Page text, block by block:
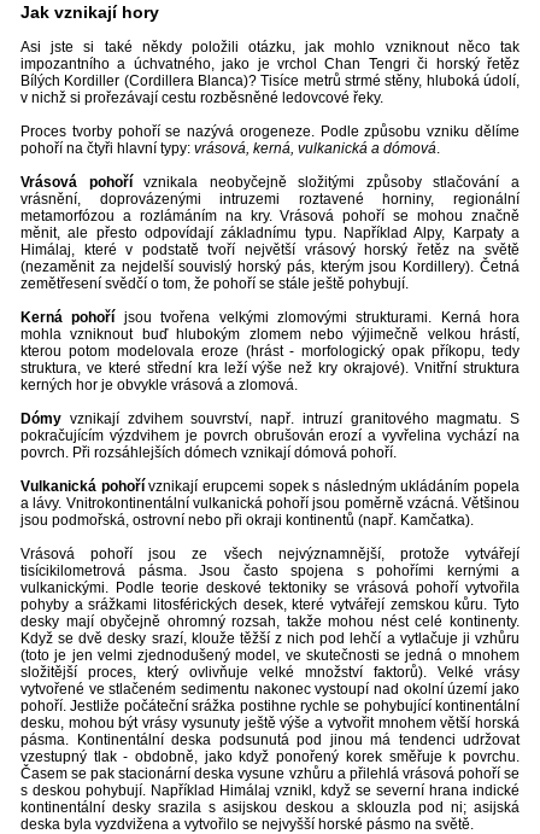
Jak vznikají hory
Asi jste si také někdy položili otázku, jak mohlo vzniknout něco tak
impozantního a úchvatného, jako je vrchol Chan Tengri či horský řetěz
Bílých Kordiller (Cordillera Blanca)? Tisíce metrů strmé stěny, hluboká údolí,
v nichž si prořezávají cestu rozběsněné ledovcové řeky.
Proces tvorby pohoří se nazývá orogeneze. Podle způsobu vzniku dělíme
pohoří na čtyři hlavní typy: vrásová, kerná, vulkanická a dómová.
Vrásová pohořívznikala neobyčejně složitými způsoby stlačování a
vrásnění, doprovázenými intruzemi roztavené horniny, regionální
metamorfózou a rozlámáním na kry. Vrásová pohoří se mohou značně
měnit, ale přesto odpovídají základnímu typu. Například Alpy, Karpaty a
Himálaj, které v podstatě tvoří největší vrásový horský řetěz na světě
(nezaměnit za nejdelší souvislý horský pás, kterým jsou Kordillery). Četná
zemětřesení svědčí o tom, že pohoří se stále ještě pohybují.
Kerná pohoří jsou tvořena velkými zlomovými strukturami. Kerná hora
mohla vzniknout buď hlubokým zlomem nebo výjimečně velkou hrástí,
kterou potom modelovala eroze (hrást - morfologický opak příkopu, tedy
struktura, ve které střední kra leží výše než kry okrajové). Vnitřní struktura
kerných hor je obvykle vrásová a zlomová.
Dómy vznikají zdvihem souvrství, např. intruzí granitového magmatu. S
pokračujícím výzdvihem je povrch obrušován erozí a vyvřelina vychází na
povrch. Při rozsáhlejších dómech vznikají dómová pohoří.
Vulkanická pohořívznikají erupcemi sopek s následným ukládáním popela
a lávy. Vnitrokontinentální vulkanická pohoří jsou poměrně vzácná. Většinou
jsou podmořská, ostrovní nebo při okraji kontinentů (např. Kamčatka).
Vrásová pohoří jsou ze všech nejvýznamnější, protože vytvářejí
tisícikilometrová pásma. Jsou často spojena s pohořími kernými a
vulkanickými. Podle teorie deskové tektoniky se vrásová pohoří vytvořila
pohyby a srážkami litosférických desek, které vytvářejí zemskou kůru. Tyto
desky mají obyčejně ohromný rozsah, takže mohou nést celé kontinenty.
Když se dvě desky srazí, klouže těžší z nich pod lehčí a vytlačuje ji vzhůru
(toto je jen velmi zjednodušený model, ve skutečnosti se jedná o mnohem
složitější proces, který ovlivňuje velké množství faktorů). Velké vrásy
vytvořené ve stlačeném sedimentu nakonec vystoupí nad okolní území jako
pohoří. Jestliže počáteční srážka postihne rychle se pohybující kontinentální
desku, mohou být vrásy vysunuty ještě výše a vytvořit mnohem větší horská
pásma. Kontinentální deska podsunutá pod jinou má tendenci udržovat
vzestupný tlak - obdobně, jako když ponořený korek směřuje k povrchu.
Časem se pak stacionární deska vysune vzhůru a přilehlá vrásová pohoří se
s deskou pohybují. Například Himálaj vznikl, když se severní hrana indické
kontinentální desky srazila s asijskou deskou a sklouzla pod ni; asijská
deska byla vyzdvižena a vytvořilo se nejvyšší horské pásmo na světě.